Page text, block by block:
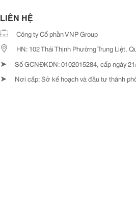
LIÊN HỆ
Công ty Cổ phần VNP Group
HN: 102 Thái Thịnh Phường Trung Liệt,
➤ Số GCNĐKDN: 0102015284, cấp ngày
➤ Nơi cấp: Sở kế hoạch và đầu tư thành